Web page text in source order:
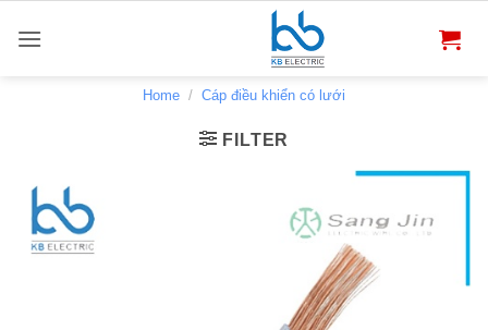
qua
Home / Cáp điều khiển có lưới
FILTER